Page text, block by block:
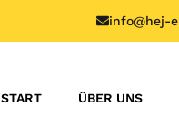
info@hej-
START ÜBER UNS